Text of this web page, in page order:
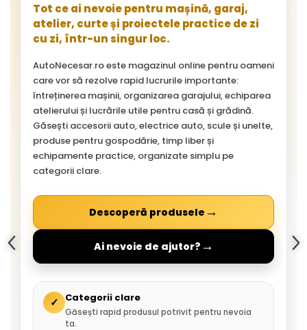
Tot ce ai nevoie pentru mașină, garaj,
atelier, curte și proiectele practice de zi
cu zi, într-un singur loc.
AutoNecesar.ro este magazinul online pentru oameni
care vor să rezolve rapid lucrurile importante:
întreținerea mașinii, organizarea garajului, echiparea
atelierului și lucrările utile pentru casă și grădină.
Găsești accesorii auto, electrice auto, scule și unelte,
produse pentru gospodărie, timp liber și
echipamente practice, organizate simplu pe
categorii clare.
Descoperă produsele →
Ai nevoie de ajutor? →
✓ Categorii clare
Găsești rapid produsul potrivit pentru nevoia
ta.